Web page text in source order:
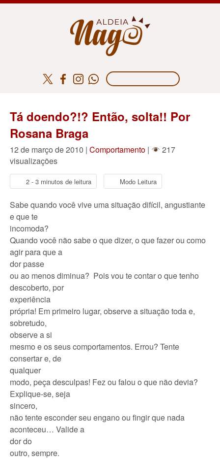
Tá doendo?!? Então, solta!! Por
Rosana Braga
12 de março de 2010 | Comportamento |
217
visualizações
2 - 3 minutos de leitura Modo Leitura
Sabe quando você vive uma situação difícil, angustiante
e que te
incomoda?
Quando você não sabe o que dizer, o que fazer ou como
agir para que a
dor passe
ou ao menos diminua? Pois vou te contar o que tenho
descoberto, por
experiência
própria! Em primeiro lugar, observe a situação toda e,
sobretudo,
observe a si
mesmo e os seus comportamentos. Errou? Tente
consertar e, de
qualquer
modo, peça desculpas! Fez ou falou o que não devia?
Explique-se, seja
sincero,
não tente esconder seu engano ou fingir que nada
aconteceu… Valide a
dor do
outro, sempre.